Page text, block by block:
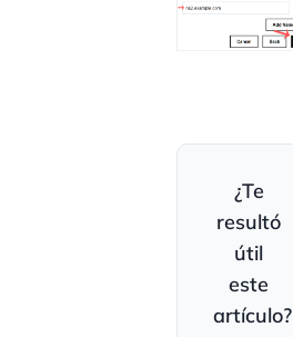
¿Te
resultó
útil
este
artículo?